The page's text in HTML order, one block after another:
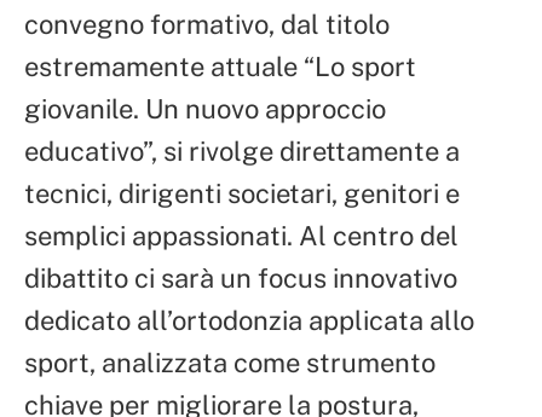
convegno formativo, dal titolo
estremamente attuale “Lo sport
giovanile. Un nuovo approccio
educativo”, si rivolge direttamente a
tecnici, dirigenti societari, genitori e
semplici appassionati. Al centro del
dibattito ci sarà un focus innovativo
dedicato all’ortodonzia applicata allo
sport, analizzata come strumento
chiave per migliorare la postura,